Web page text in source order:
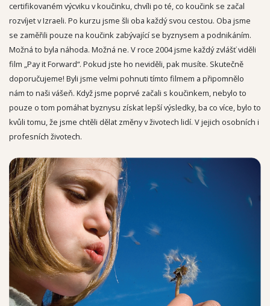
certifikovaném výcviku v koučinku, chvíli po té, co koučink se začal
rozvíjet v Izraeli. Po kurzu jsme šli oba každý svou cestou. Oba jsme
se zaměřili pouze na koučink zabývající se byznysem a podnikáním.
Možná to byla náhoda. Možná ne. V roce 2004 jsme každý zvlášť viděli
film „Pay it Forward“. Pokud jste ho neviděli, pak musíte. Skutečně
doporučujeme! Byli jsme velmi pohnuti tímto filmem a připomnělo
nám to naši vášeň. Když jsme poprvé začali s koučinkem, nebylo to
pouze o tom pomáhat byznysu získat lepší výsledky, ba co více, bylo to
kvůli tomu, že jsme chtěli dělat změny v životech lidí. V jejich osobních i
profesních životech.